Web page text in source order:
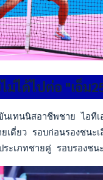
ม่ได้ไปต่อ "เอ็ม
เทนนิสอาชีพชาย ไอที
เดี่ยว รอบก่อนรองชน
ะเภทชายคู่ รอบรองช